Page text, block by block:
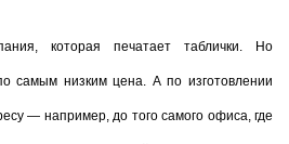
которая печатает таблички. Но
самым низким цена. А по изготовлении
— например, до того самого офиса, где